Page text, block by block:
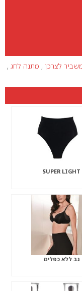
לצרכן , מתנה לחג ,
SUPER LIGHT
גב ללא כפלים